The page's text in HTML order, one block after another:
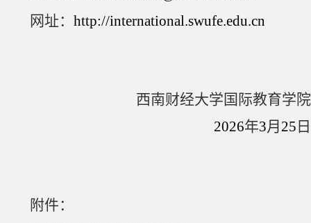
网址： http://international.swufe.edu.cn
西南财经大学国际教育学院
2026年3月 25 日
附件：